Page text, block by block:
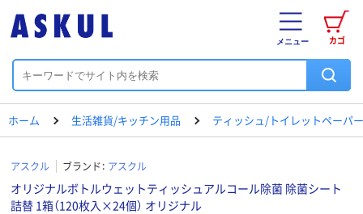
カゴ
メニュー
ホーム 生活雑貨/キッチン用品 ティッシュ/トイレットペーパ
アスクル ブランド： アスクル
オリジナルボトルウェットティッシュアルコール除菌 除菌シート
詰替 1箱（120枚入×24個） オリジナル